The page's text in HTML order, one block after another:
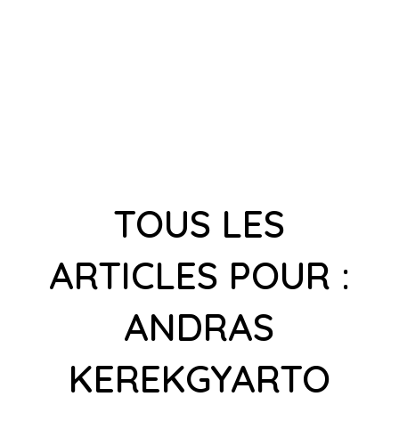
TOUS LES
ARTICLES POUR :
ANDRAS
KEREKGYARTO